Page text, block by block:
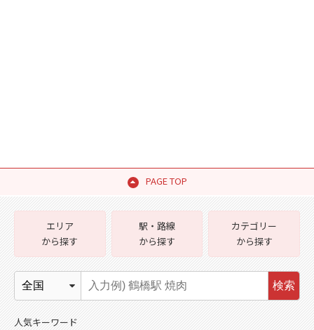
PAGE TOP
エリア
から探す
駅・路線
から探す
カテゴリー
から探す
検索
人気キーワード